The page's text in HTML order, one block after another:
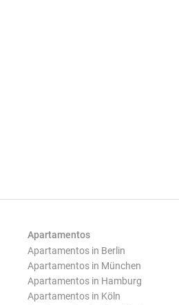
Apartamentos
Apartamentos in Berlin
Apartamentos in München
Apartamentos in Hamburg
Apartamentos in Köln